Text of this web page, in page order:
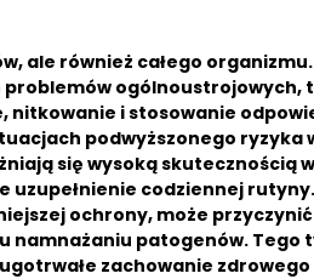
ale również całego
ogólnoustrojowych,
nitkowanie i stosowanie
podwyższonego ryzyka
się wysoką skutecznością
codziennej rutyny.
ochrony, może
patogenów. Tego
zachowanie